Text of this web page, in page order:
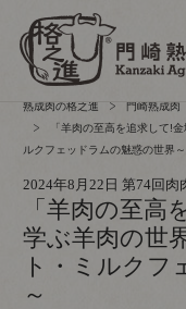
熟成肉の格之進 門崎熟成肉
「羊肉の至高を追求して!
ルクフェッドラムの魅惑の世界～
2024年8月22日 第74回肉
「羊肉の至高
学ぶ羊肉の世
ト・ミルクフ
～